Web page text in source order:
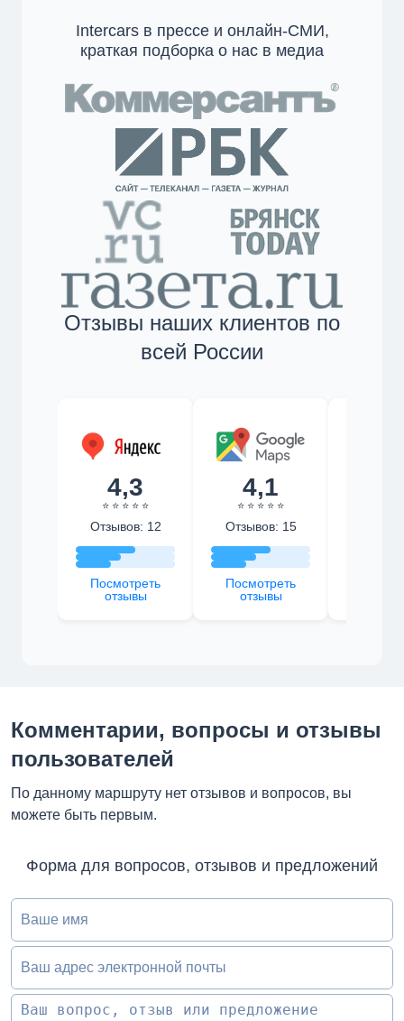
Intercars в прессе и онлайн-СМИ,
краткая подборка о нас в медиа
Отзывы наших клиентов по
всей России
4,3
⭐ ⭐ ⭐ ⭐ ⭐
Отзывов: 12
Посмотреть
отзывы
4,1
⭐ ⭐ ⭐ ⭐ ⭐
Отзывов: 15
Посмотреть
отзывы
Комментарии, вопросы и отзывы
пользователей
По данному маршруту нет отзывов и вопросов, вы
можете быть первым.
Форма для вопросов, отзывов и предложений
Ваше имя
Ваш адрес электронной почты